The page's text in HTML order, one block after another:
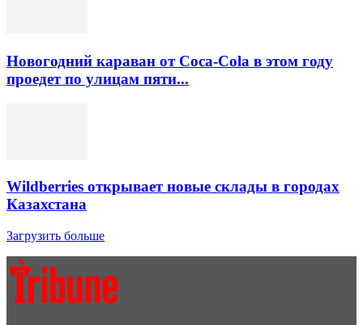
Новогодний караван от Coca-Cola в этом году
проедет по улицам пяти...
Wildberries открывает новые склады в городах
Казахстана
Загрузить больше